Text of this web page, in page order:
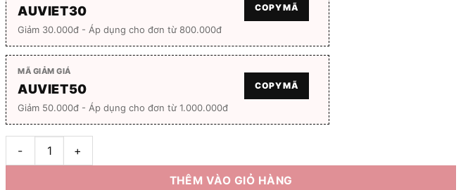
AUVIET30
Giảm 30.000đ - Áp dụng cho đơn từ 800.000đ
COPY MÃ
MÃ GIẢM GIÁ
AUVIET50
Giảm 50.000đ - Áp dụng cho đơn từ 1.000.000đ
COPY MÃ
Tròng Kính ZEISS ClearView ánh sáng xanh số lượng
THÊM VÀO GIỎ HÀNG